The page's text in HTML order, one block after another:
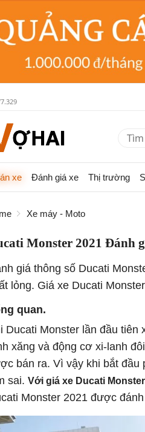
xe Đánh giá xe Thị trường
Xe máy - Moto
Monster 2021 Đánh
giá thông số Ducati
lỏng. Giá xe Ducati
quan.
Ducati Monster lần đầu
xăng và động cơ xi-lanh
bán ra. Vì vậy khi bắt đầu
sai. Với giá xe Ducati
Monster 2021 được